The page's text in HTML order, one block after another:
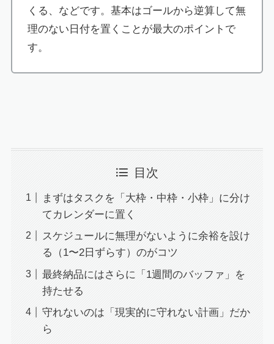
くる、などです。基本はゴールから逆算して無
理のない日付を置くことが最大のポイントで
す。
目次
まずはタスクを「大枠・中枠・小枠」に分け
てカレンダーに置く
スケジュールに無理がないように余裕を設け
る（1〜2日ずらす）のがコツ
最終納品にはさらに「1週間のバッファ」を
持たせる
守れないのは「現実的に守れない計画」だか
ら